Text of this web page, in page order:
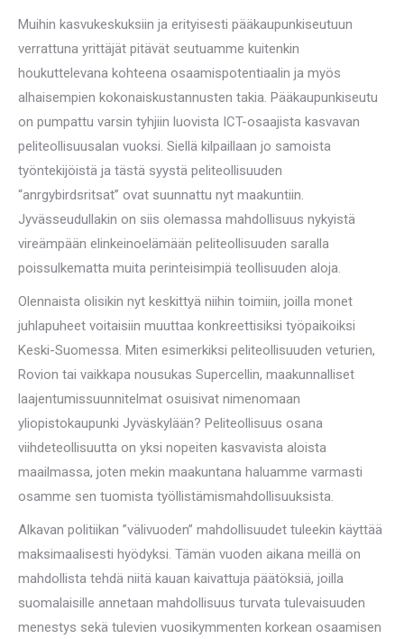
Muihin kasvukeskuksiin ja erityisesti pääkaupunkiseutuun
verrattuna yrittäjät pitävät seutuamme kuitenkin
houkuttelevana kohteena osaamispotentiaalin ja myös
alhaisempien kokonaiskustannusten takia. Pääkaupunkiseutu
on pumpattu varsin tyhjiin luovista ICT-osaajista kasvavan
peliteollisuusalan vuoksi. Siellä kilpaillaan jo samoista
työntekijöistä ja tästä syystä peliteollisuuden
“anrgybirdsritsat” ovat suunnattu nyt maakuntiin.
Jyvässeudullakin on siis olemassa mahdollisuus nykyistä
vireämpään elinkeinoelämään peliteollisuuden saralla
poissulkematta muita perinteisimpiä teollisuuden aloja.
Olennaista olisikin nyt keskittyä niihin toimiin, joilla monet
juhlapuheet voitaisiin muuttaa konkreettisiksi työpaikoiksi
Keski-Suomessa. Miten esimerkiksi peliteollisuuden veturien,
Rovion tai vaikkapa nousukas Supercellin, maakunnalliset
laajentumissuunnitelmat osuisivat nimenomaan
yliopistokaupunki Jyväskylään? Peliteollisuus osana
viihdeteollisuutta on yksi nopeiten kasvavista aloista
maailmassa, joten mekin maakuntana haluamme varmasti
osamme sen tuomista työllistämismahdollisuuksista.
Alkavan politiikan ”välivuoden” mahdollisuudet tuleekin käyttää
maksimaalisesti hyödyksi. Tämän vuoden aikana meillä on
mahdollista tehdä niitä kauan kaivattuja päätöksiä, joilla
suomalaisille annetaan mahdollisuus turvata tulevaisuuden
menestys sekä tulevien vuosikymmenten korkean osaamisen